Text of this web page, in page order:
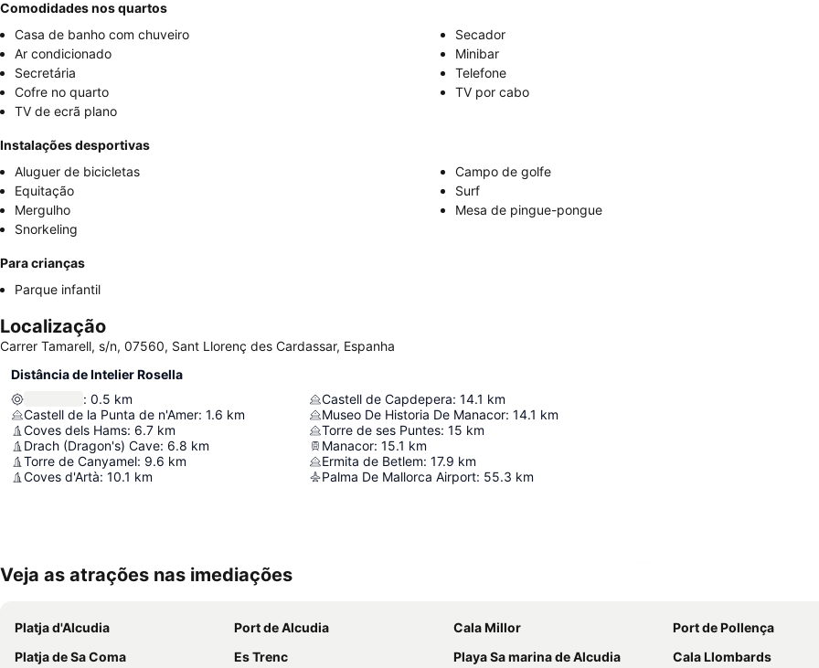
Comodidades nos quartos
Casa de banho com chuveiro
Secador
Ar condicionado
Minibar
Secretária
Telefone
Cofre no quarto
TV por cabo
TV de ecrã plano
Instalações desportivas
Aluguer de bicicletas
Campo de golfe
Equitação
Surf
Mergulho
Mesa de pingue-pongue
Snorkeling
Para crianças
Parque infantil
Localização
Carrer Tamarell, s/n, 07560, Sant Llorenç des Cardassar, Espanha
Distância de Intelier Rosella
: 0.5 km
Castell de la Punta de n'Amer: 1.6 km
Coves dels Hams: 6.7 km
Drach (Dragon's) Cave: 6.8 km
Torre de Canyamel: 9.6 km
Coves d'Artà: 10.1 km
Castell de Capdepera: 14.1 km
Museo De Historia De Manacor: 14.1 km
Torre de ses Puntes: 15 km
Manacor: 15.1 km
Ermita de Betlem: 17.9 km
Palma De Mallorca Airport: 55.3 km
Veja as atrações nas imediações
Platja d'Alcudia Port de Alcudia Cala Millor
Port de Pollença
Platja de Sa Coma
Es Trenc Playa Sa marina de Alcudia
Cala Llombards